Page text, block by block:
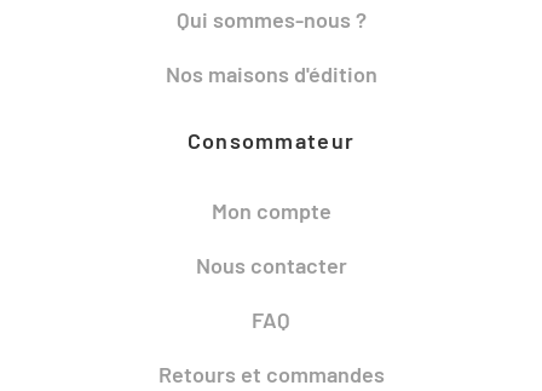
Qui sommes-nous ?
Nos maisons d'édition
Consommateur
Mon compte
Nous contacter
FAQ
Retours et commandes